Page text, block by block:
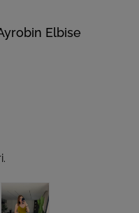
Elbise